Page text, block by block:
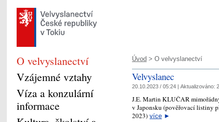
Úvod > O velvyslanectví
Velvyslanec
20.10.2023 / 05:24 | Aktualizováno:
J.E. Martin KLUČAR
v Japonsku (pověřovací listiny
2023) více ►
O velvyslanectví
Vzájemné vztahy
Víza a konzulární
informace